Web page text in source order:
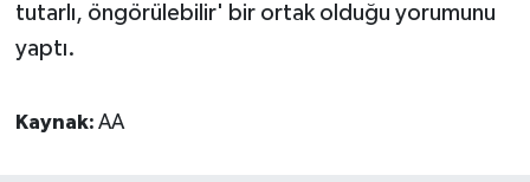
tutarlı, öngörülebilir' bir ortak olduğu yorumunu
yaptı.
Kaynak: AA